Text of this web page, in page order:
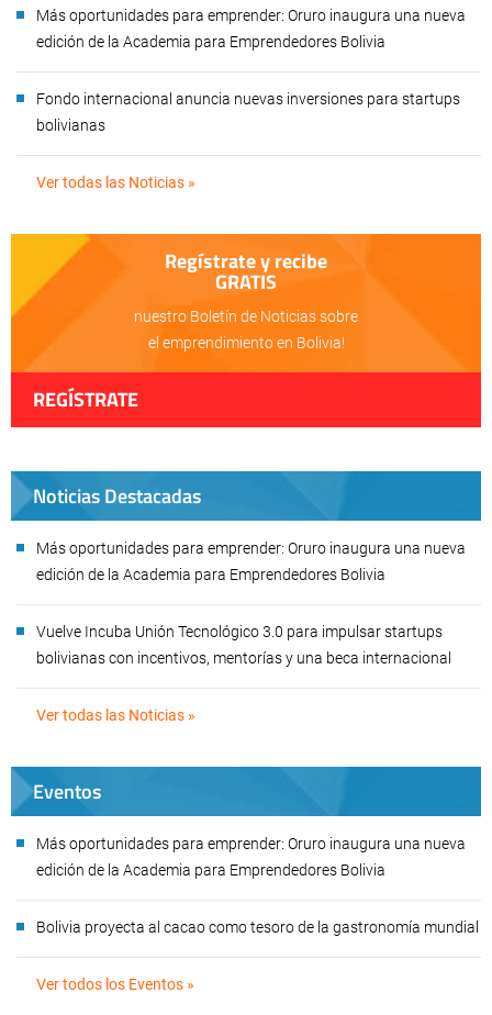
Más oportunidades para emprender: Oruro inaugura una nueva
edición de la Academia para Emprendedores Bolivia
Fondo internacional anuncia nuevas inversiones para startups
bolivianas
Ver todas las Noticias »
Regístrate y recibe
GRATIS
nuestro Boletín de Noticias sobre
el emprendimiento en Bolivia!
REGÍSTRATE
Noticias Destacadas
Más oportunidades para emprender: Oruro inaugura una nueva
edición de la Academia para Emprendedores Bolivia
Vuelve Incuba Unión Tecnológico 3.0 para impulsar startups
bolivianas con incentivos, mentorías y una beca internacional
Ver todas las Noticias »
Eventos
Más oportunidades para emprender: Oruro inaugura una nueva
edición de la Academia para Emprendedores Bolivia
Bolivia proyecta al cacao como tesoro de la gastronomía mundial
Ver todos los Eventos »